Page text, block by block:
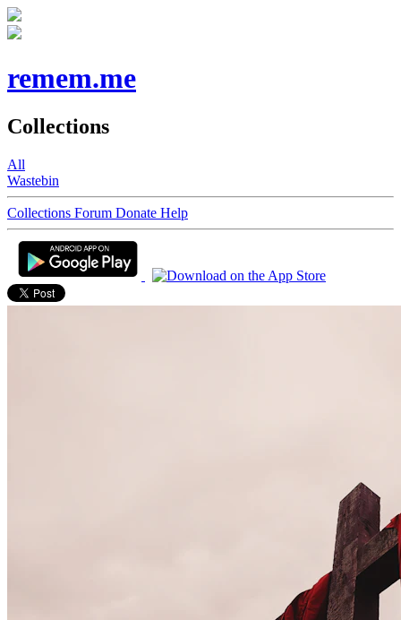
remem.me
Collections
All
Wastebin
Collections Forum Donate Help